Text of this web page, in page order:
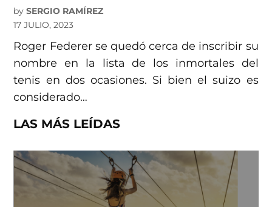
by SERGIO RAMÍREZ
17 JULIO, 2023
Roger Federer se quedó cerca de inscribir su
nombre en la lista de los inmortales del
tenis en dos ocasiones. Si bien el suizo es
considerado…
LAS MÁS LEÍDAS